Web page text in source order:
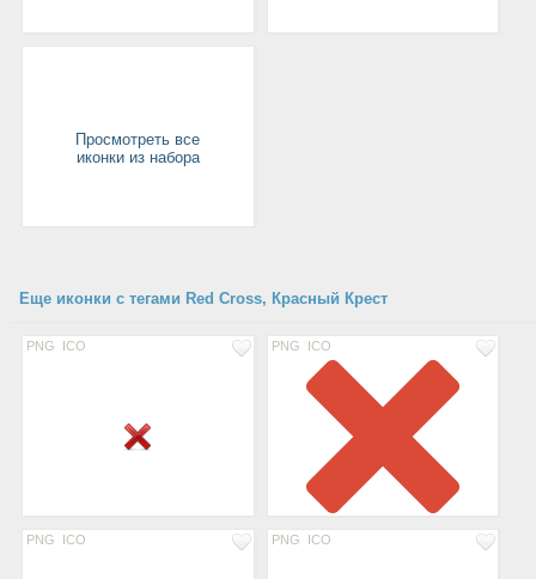
Просмотреть все
иконки из набора
Еще иконки с тегами Red Cross, Красный Крест
PNG ICO PNG ICO
PNG ICO PNG ICO